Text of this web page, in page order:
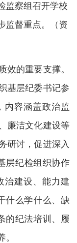
监察组召开学校
监督重点。（资
效的重要支撑。
基层纪委书记参
内容涵盖政治监
廉洁文化建设等
研讨，促进深入
层纪检组织协作
治建设、能力建
什么学什么、缺
的纪法培训、履